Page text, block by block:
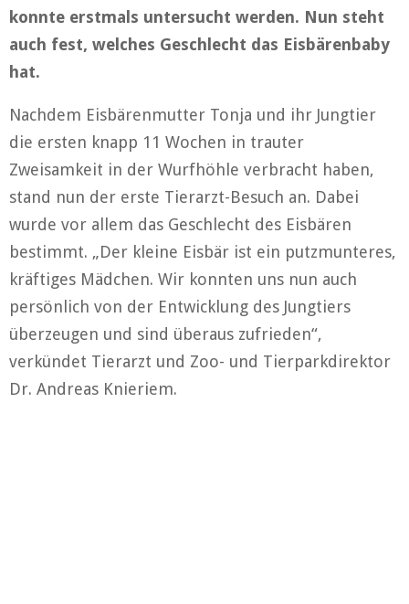
konnte erstmals untersucht werden. Nun steht
auch fest, welches Geschlecht das Eisbärenbaby
hat.
Nachdem Eisbärenmutter Tonja und ihr Jungtier
die ersten knapp 11 Wochen in trauter
Zweisamkeit in der Wurfhöhle verbracht haben,
stand nun der erste Tierarzt-Besuch an. Dabei
wurde vor allem das Geschlecht des Eisbären
bestimmt. „Der kleine Eisbär ist ein putzmunteres,
kräftiges Mädchen. Wir konnten uns nun auch
persönlich von der Entwicklung des Jungtiers
überzeugen und sind überaus zufrieden“,
verkündet Tierarzt und Zoo- und Tierparkdirektor
Dr. Andreas Knieriem.